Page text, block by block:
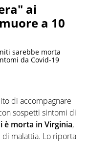
ai
a 10
sarebbe morta
da Covid-19
di accompagnare
sospetti sintomi di
è morta in Virginia,
malattia. Lo riporta